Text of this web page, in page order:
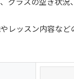
レッスン内容など